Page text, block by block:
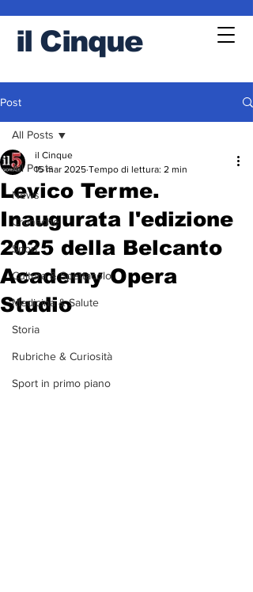
il Cinque
Post
All Posts
News
Cronache
Sport
Cultura & Spettacolo
Medicina & Salute
Storia
Rubriche & Curiosità
Sport in primo piano
All Posts
Levico Terme.
Inaugurata l'edizione
2025 della Belcanto
Academy Opera
Studio
il Cinque
15 mar 2025 Tempo di lettura: 2 min